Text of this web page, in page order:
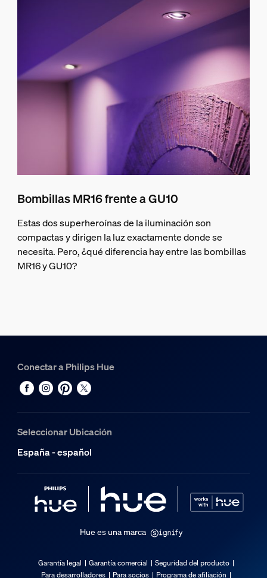
Bombillas MR16 frente a GU10
Estas dos superheroínas de la iluminación son
compactas y dirigen la luz exactamente donde se
necesita. Pero, ¿qué diferencia hay entre las bombillas
MR16 y GU10?
Conectar a Philips Hue
Seleccionar Ubicación
España - español
Hue es una marca
Garantía legal Garantía comercial
Seguridad del producto
Para desarrolladores
Para socios Programa de afiliación